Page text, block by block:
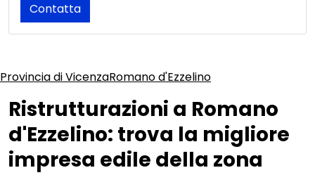
Contatta
Provincia di VicenzaRomano d'Ezzelino
Ristrutturazioni a Romano
d'Ezzelino: trova la migliore
impresa edile della zona